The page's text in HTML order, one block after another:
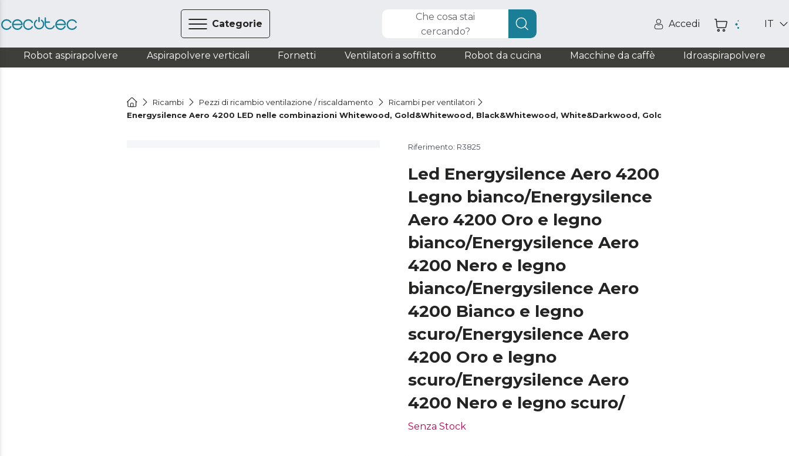
Categorie
Che cosa stai
cercando?
Accedi IT
Robot aspirapolvere Aspirapolvere verticali Fornetti Ventilatori a soffitto Robot da cucina Macchine da caffè Idroaspirapolvere
Ricambi Pezzi di ricambio ventilazione / riscaldamento
Ricambi per ventilatori
Energysilence Aero 4200 LED nelle combinazioni Whitewood, Gold&Whitewood, Black&Whitewood, White&Darkwood, Gold&Darkwood e
Riferimento: R3825
Led Energysilence Aero 4200
Legno bianco/Energysilence
Aero 4200 Oro e legno
bianco/Energysilence Aero
4200 Nero e legno
bianco/Energysilence Aero
4200 Bianco e legno
scuro/Energysilence Aero
4200 Oro e legno
scuro/Energysilence Aero
4200 Nero e legno scuro/
Senza Stock